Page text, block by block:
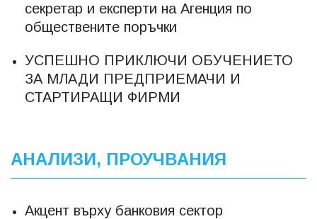
секретар и експерти на Агенция по
обществените поръчки
УСПЕШНО ПРИКЛЮЧИ ОБУЧЕНИЕТО
ЗА МЛАДИ ПРЕДПРИЕМАЧИ И
СТАРТИРАЩИ ФИРМИ
АНАЛИЗИ, ПРОУЧВАНИЯ
Акцент върху банковия сектор